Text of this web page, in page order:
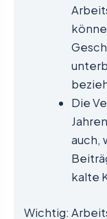
Die
auch,
kalte
Wichtig: